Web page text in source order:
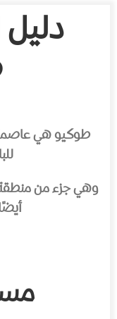
طوكيو هي عاصمة
وهي جزء من منطقة